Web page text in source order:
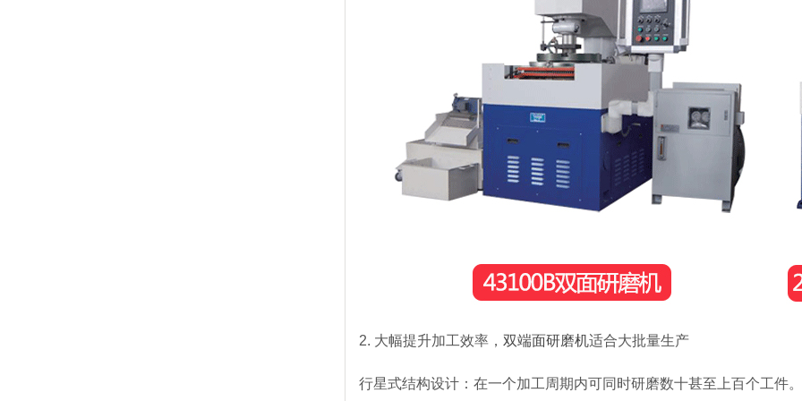
2. 大幅提升加工效率， 双端面研磨机适合大批量生产
行星式结构设计：在一个加工周期内可同时研磨数十甚至上百个工件。